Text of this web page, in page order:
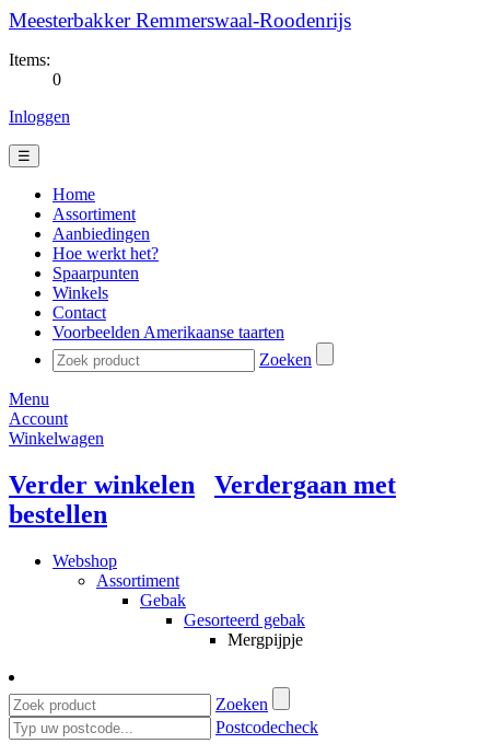
Meesterbakker Remmerswaal-Roodenrijs
Items:
0
Inloggen
☰
Home
Assortiment
Aanbiedingen
Hoe werkt het?
Spaarpunten
Winkels
Contact
Voorbeelden Amerikaanse taarten
Zoeken
Menu
Account
Winkelwagen
Verder winkelen
Verdergaan met
bestellen
Webshop
Assortiment
Gebak
Gesorteerd gebak
Mergpijpje
Zoeken
Postcodecheck